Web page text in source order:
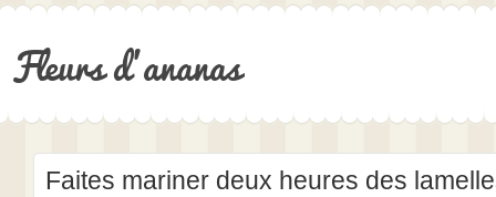
Fleurs d’ananas
Faites mariner deux heures des